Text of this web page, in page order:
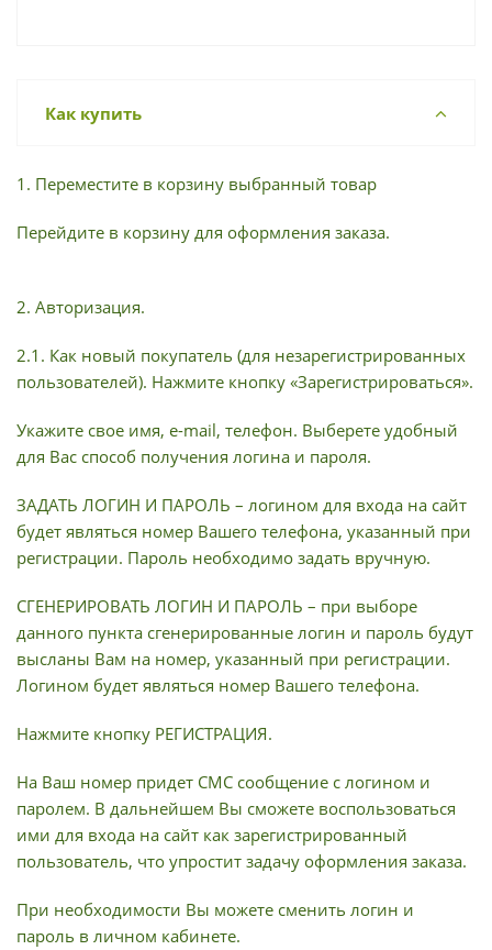
Как купить
1. Переместите в корзину выбранный товар
Перейдите в корзину для оформления заказа.
2. Авторизация.
2.1. Как новый покупатель (для незарегистрированных
пользователей). Нажмите кнопку «Зарегистрироваться».
Укажите свое имя, e-mail, телефон. Выберете удобный
для Вас способ получения логина и пароля.
ЗАДАТЬ ЛОГИН И ПАРОЛЬ – логином для входа на сайт
будет являться номер Вашего телефона, указанный при
регистрации. Пароль необходимо задать вручную.
СГЕНЕРИРОВАТЬ ЛОГИН И ПАРОЛЬ – при выборе
данного пункта сгенерированные логин и пароль будут
высланы Вам на номер, указанный при регистрации.
Логином будет являться номер Вашего телефона.
Нажмите кнопку РЕГИСТРАЦИЯ.
На Ваш номер придет СМС сообщение с логином и
паролем. В дальнейшем Вы сможете воспользоваться
ими для входа на сайт как зарегистрированный
пользователь, что упростит задачу оформления заказа.
При необходимости Вы можете сменить логин и
пароль в личном кабинете.